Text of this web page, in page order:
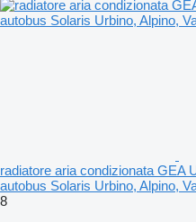
radiatore aria condizionata GEA
autobus Solaris Urbino, Alpino,
8